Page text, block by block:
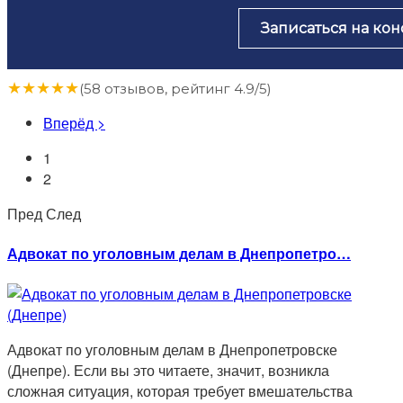
Записаться на
★★★★★(58 отзывов, рейтинг 4.9/5)
Вперёд >
1
2
ПредСлед
Адвокат по уголовным делам в Днепропетро…
Адвокат по уголовным делам в Днепропетровске
(Днепре). Если вы это читаете, значит, возникла
сложная ситуация, которая требует вмешательства